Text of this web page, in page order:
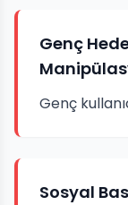
Genç
Genç
Sosyal